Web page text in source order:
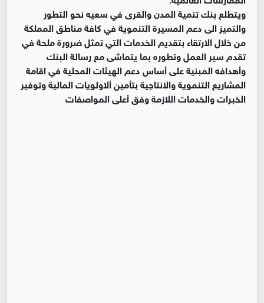
ويتطلع بنك تنمية المدن والقرى في سعيه نحو التطور
والتميز الى دعم المسيرة التنموية في كافة مناطق المملكة
من خلال الارتقاء بتقديم الخدمات التي تمثل ضرورة ملحة في
تقدم سير العمل وتطوره بما يتماشى مع رسالة البنك
وأهدافه المبنية على أساس دعم الهيئات المحلية في اقامة
المشاريع التنموية والانتاجية بتأمين ألاولويات المالية وتوفير
الخبرات والخدمات اللازمة وفق أعلى المواصفات